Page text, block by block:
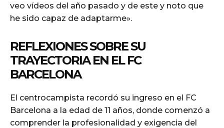
veo vídeos del año pasado y de este y noto que
he sido capaz de adaptarme».
REFLEXIONES SOBRE SU
TRAYECTORIA EN EL FC
BARCELONA
El centrocampista recordó su ingreso en el FC
Barcelona a la edad de 11 años, donde comenzó a
comprender la profesionalidad y exigencia del